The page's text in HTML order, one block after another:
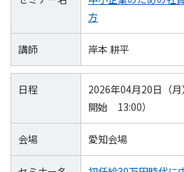
方
講師 岸本 耕平
日程
2026年04月20日（
開始 13:00）
会場 愛知会場